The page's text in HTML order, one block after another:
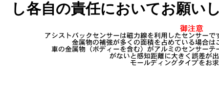
し各自の責任においてお願い